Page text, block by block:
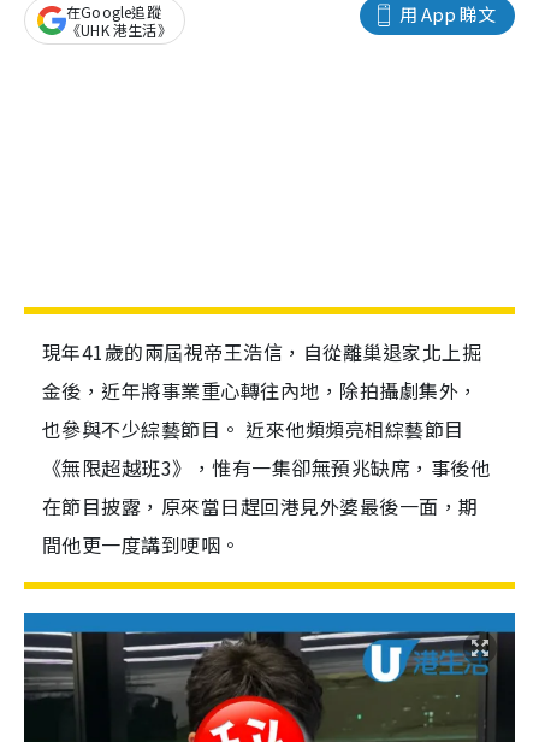
用 App 睇文
在Google追蹤
《UHK 港生活》
現年41歲的兩屆視帝王浩信，自從離巢退家北上掘
金後，近年將事業重心轉往內地，除拍攝劇集外，
也參與不少綜藝節目。 近來他頻頻亮相綜藝節目
《無限超越班3》，惟有一集卻無預兆缺席，事後他
在節目披露，原來當日趕回港見外婆最後一面，期
間他更一度講到哽咽。